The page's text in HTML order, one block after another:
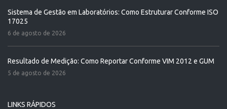
Sistema de Gestão em Laboratórios: Como Estruturar Conforme ISO
17025
6 de agosto de 2026
Resultado de Medição: Como Reportar Conforme VIM 2012 e GUM
5 de agosto de 2026
LINKS RÁPIDOS